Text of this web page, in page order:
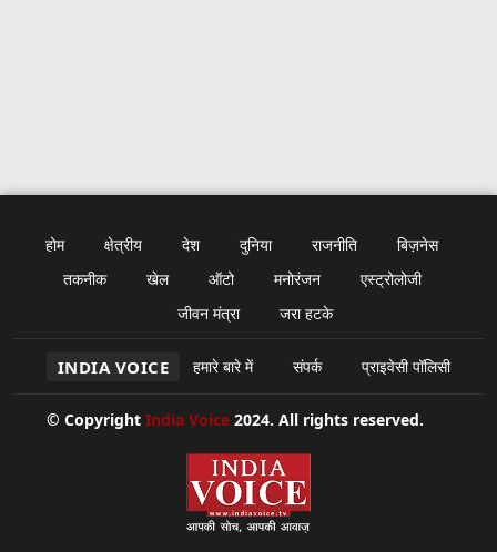
होम क्षेत्रीय देश दुनिया राजनीति
बिज़नेस
तकनीक
खेल ऑटो मनोरंजन
एस्ट्रोलोजी
जीवन मंत्रा
जरा हटके
INDIA VOICE हमारे बारे में संपर्क प्राइवेसी पॉलिसी
© Copyright India Voice 2024. All rights reserved.